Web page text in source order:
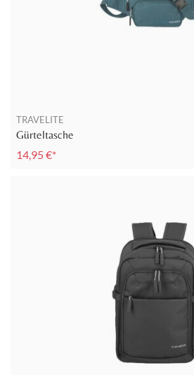
TRAVELITE
Gürteltasche
14,95 €*